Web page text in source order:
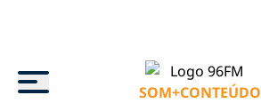
Menu
SOM+CONTEÚDO